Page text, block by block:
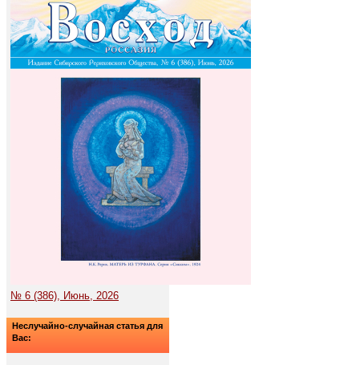
№ 6 (386), Июнь, 2026
Неслучайно-случайная статья для
Вас: